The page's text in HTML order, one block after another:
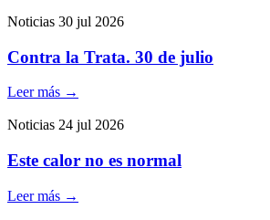
Noticias 30 jul 2026
Contra la Trata. 30 de julio
Leer más →
Noticias 24 jul 2026
Este calor no es normal
Leer más →